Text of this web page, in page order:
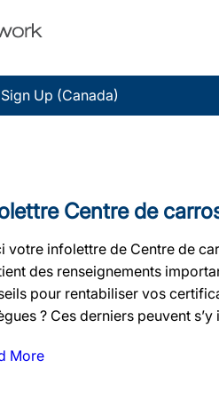
Sign Up (Canada)
Centre de
votre infolettre de Centre de
des renseignements
pour rentabiliser vos
? Ces derniers peuvent
More